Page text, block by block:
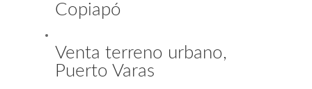
Copiapó
Venta terreno urbano,
Puerto Varas